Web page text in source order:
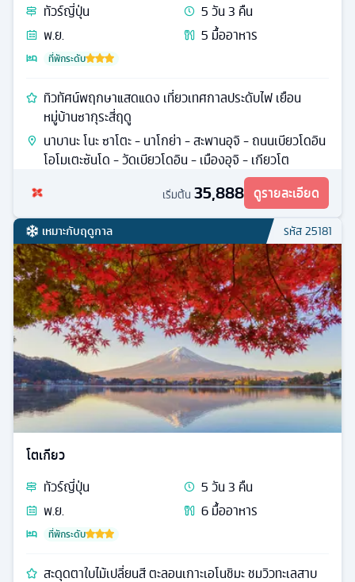
ทัวร์ญี่ปุ่น 5วัน3 คืน
พ.ย.
5 มื้ออาหาร
ที่พักระดับ
ทิวทัศน์พฤกษาแสดแดง เที่ยวเทศกาลประดับไฟ เยือน
หมู่บ้านซากุระสี่ฤดู
นาบานะ โนะ ซาโตะ - นาโกย่า - สะพานอุจิ - ถนนเบียวโดอิน
โอโมเตะซันโด - วัดเบียวโดอิน - เมืองอุจิ - เกียวโต
เริ่มต้น 35,888 ดูรายละเอียด
เหมาะกับฤดูกาล รหัส25181
โตเกียว
ทัวร์ญี่ปุ่น 5วัน3 คืน
พ.ย.
6มื้ออาหาร
ที่พักระดับ
สะดุดตาใบไม้เปลี่ยนสี ตะลอนเกาะเอโนชิมะ ชมวิวทะเลสาบ